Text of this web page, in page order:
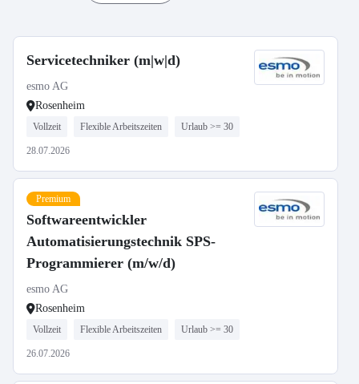
Servicetechniker (m|w|d)
esmo AG
Rosenheim
Vollzeit Flexible Arbeitszeiten Urlaub >= 30
28.07.2026
Premium
Softwareentwickler
Automatisierungstechnik SPS-
Programmierer (m/w/d)
esmo AG
Rosenheim
Vollzeit Flexible Arbeitszeiten Urlaub >= 30
26.07.2026